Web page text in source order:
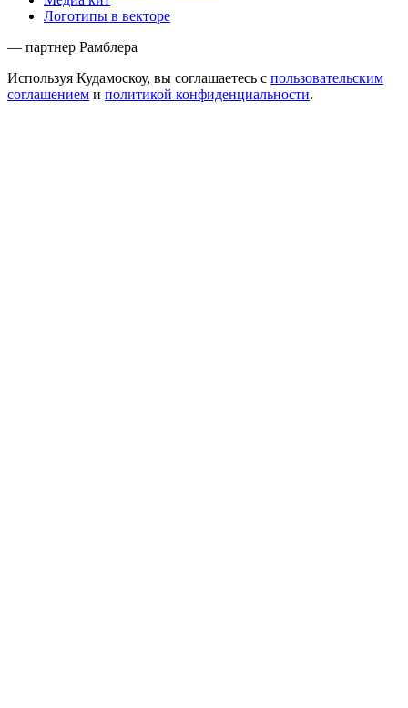
Логотипы в векторе
— партнер Рамблера
Используя Кудамоскоу, вы соглашаетесь с пользовательским
соглашением и политикой конфиденциальности.